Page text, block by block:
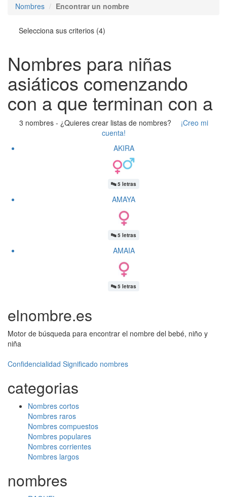
Nombres
Encontrar un nombre
Selecciona sus criterios (4)
Nombres para niñas
asiáticos comenzando
con a que terminan con a
3 nombres - ¿Quieres crear listas de nombres?
¡Creo mi
cuenta!
AKIRA
🔤5 letras
AMAYA
🔤5 letras
AMAIA
🔤5 letras
elnombre.es
Motor de búsqueda para encontrar el nombre del bebé, niño y
niña
Confidencialidad Significado nombres
categorias
Nombres cortos
Nombres raros
Nombres compuestos
Nombres populares
Nombres corrientes
Nombres largos
nombres